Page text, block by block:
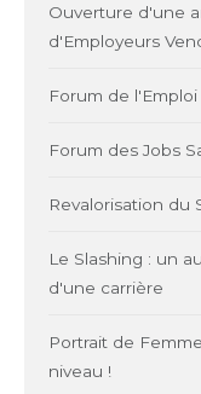
Ouverture d'une
d'Employeurs
Forum de
Forum des Jobs
Revalorisation du
Le Slashing : un
d'une carrière
Portrait de
niveau !